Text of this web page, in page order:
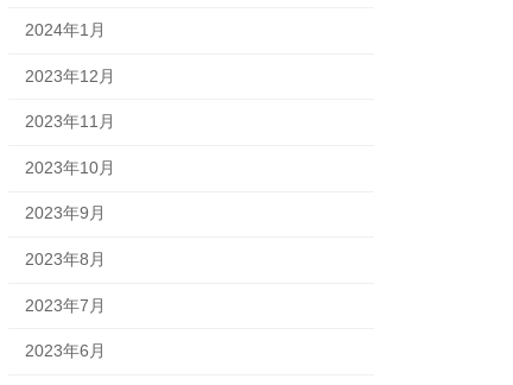
2024年1月
2023年12月
2023年11月
2023年10月
2023年9月
2023年8月
2023年7月
2023年6月